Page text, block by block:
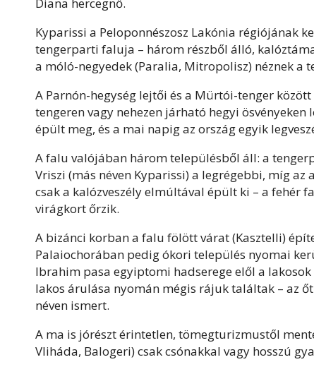
Kyparissi a Peloponnészosz Lakónia régiójának
tengerparti faluja – három részből álló,
a móló-negyedek (Paralia, Mitropolisz) néznek a
A Parnón-hegység lejtői és a Mürtói-tenger
tengeren vagy nehezen járható hegyi
épült meg, és a mai napig az ország egyik
A falu valójában három településből áll: a
Vriszi (más néven Kyparissi) a legrégebbi, míg
csak a kalózveszély elmúltával épült ki – a fehér
virágkort őrzik.
A bizánci korban a falu fölött várat (Kasztelli)
Palaiochorában pedig ókori település nyomai
Ibrahim pasa egyiptomi hadserege elől a
lakos árulása nyomán mégis rájuk találtak – az
néven ismert.
A ma is jórészt érintetlen, tömegturizmustől
Vliháda, Balogeri) csak csónakkal vagy hosszú